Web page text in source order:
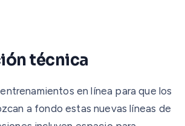
técnica
en línea para que los
a fondo estas nuevas líneas de